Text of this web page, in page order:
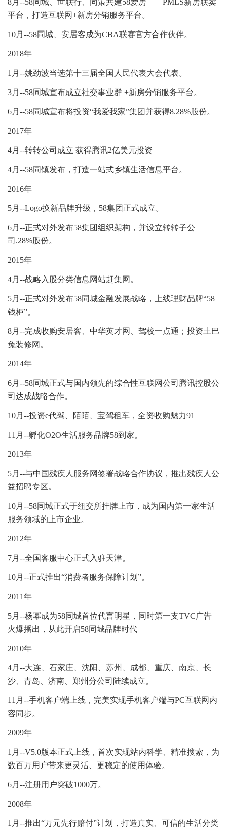
8月--58同城、世联行、同策共建58爱房——PMLS新房联卖
平台，打造互联网+新房分销服务平台。
10月--58同城、安居客成为CBA联赛官方合作伙伴。
2018年
1月--姚劲波当选第十三届全国人民代表大会代表。
3月--58同城宣布成立社交事业群 +新房分销服务平台。
6月--58同城宣布将投资“我爱我家”集团并获得8.28%股份。
2017年
4月--转转公司成立 获得腾讯2亿美元投资
4月--58同镇发布，打造一站式乡镇生活信息平台。
2016年
5月--Logo换新品牌升级，58集团正式成立。
6月--正式对外发布58集团组织架构，并设立转转子公
司.28%股份。
2015年
4月--战略入股分类信息网站赶集网。
5月--正式对外发布58同城金融发展战略，上线理财品牌“58
钱柜”。
8月--完成收购安居客、中华英才网、驾校一点通；投资土巴
兔装修网。
2014年
6月--58同城正式与国内领先的综合性互联网公司腾讯控股公
司达成战略合作。
10月--投资e代驾、陌陌、宝驾租车，全资收购魅力91
11月--孵化O2O生活服务品牌58到家。
2013年
5月--与中国残疾人服务网签署战略合作协议，推出残疾人公
益招聘专区。
10月--58同城正式于纽交所挂牌上市，成为国内第一家生活
服务领域的上市企业。
2012年
7月--全国客服中心正式入驻天津。
10月--正式推出“消费者服务保障计划”。
2011年
5月--杨幂成为58同城首位代言明星，同时第一支TVC广告
火爆播出，从此开启58同城品牌时代
2010年
4月--大连、石家庄、沈阳、苏州、成都、重庆、南京、长
沙、青岛、济南、郑州分公司陆续成立。
11月--手机客户端上线，完美实现手机客户端与PC互联网内
容同步。
2009年
1月--V5.0版本正式上线，首次实现站内科学、精准搜索，为
数百万用户带来更灵活、更稳定的使用体验。
6月--注册用户突破1000万。
2008年
1月--推出“万元先行赔付”计划，打造真实、可信的生活分类